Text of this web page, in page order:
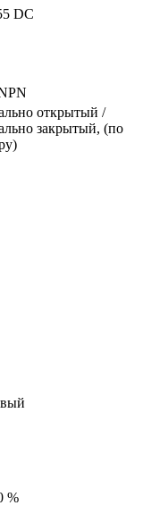
DC
открытый /
закрытый, (по
%